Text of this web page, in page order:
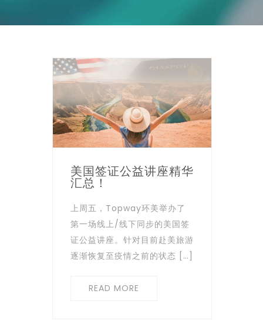
美国签证公益讲座精华
汇总！
上周五，Topway环美举办了
第一场线上/线下同步的美国签
证公益讲座。针对目前赴美旅游
逐渐恢复至疫情之前的状态 […]
READ MORE